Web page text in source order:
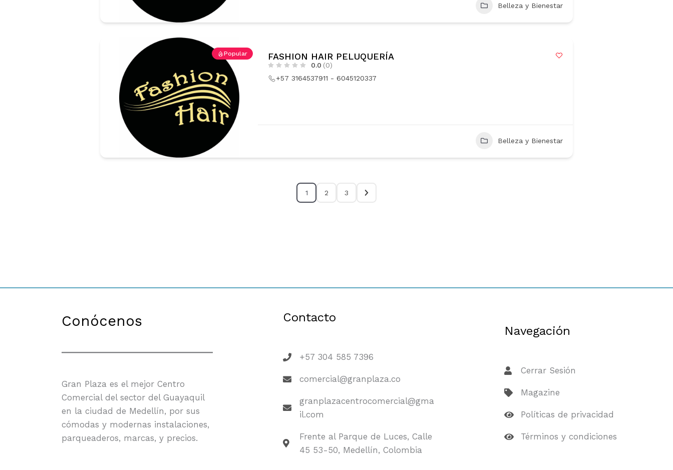
Belleza y Bienestar
Popular FASHION HAIR PELUQUERÍA
0.0 (0)
+57 3164537911 - 6045120337
Belleza y Bienestar
1 2 3
Conócenos
Gran Plaza es el mejor Centro
Comercial del sector del Guayaquil
en la ciudad de Medellín, por sus
cómodas y modernas instalaciones,
parqueaderos, marcas, y precios.
Contacto
+57 304 585 7396
comercial@granplaza.co
granplazacentrocomercial@gma
il.com
Frente al Parque de Luces, Calle
45 53-50, Medellín, Colombia
Navegación
Cerrar Sesión
Magazine
Políticas de privacidad
Términos y condiciones